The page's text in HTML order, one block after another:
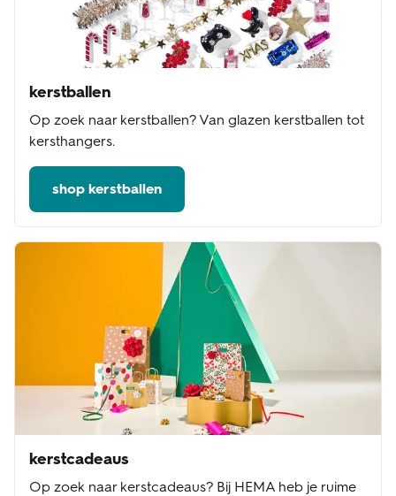
kerstballen
Op zoek naar kerstballen? Van glazen kerstballen tot
kersthangers.
shop kerstballen
kerstcadeaus
Op zoek naar kerstcadeaus? Bij HEMA heb je ruime